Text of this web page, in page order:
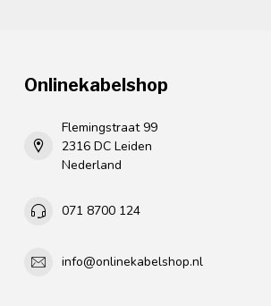
Onlinekabelshop
Flemingstraat 99
2316 DC Leiden
Nederland
071 8700 124
info@onlinekabelshop.nl